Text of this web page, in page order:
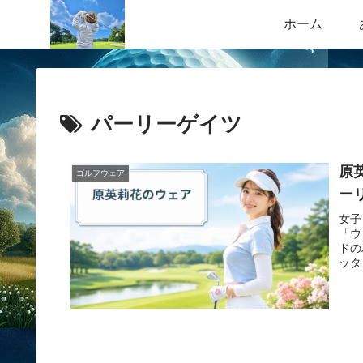
ホーム
パーリーゲイツ
ゴルフウェア
原
ー
女
「
ド
ッ